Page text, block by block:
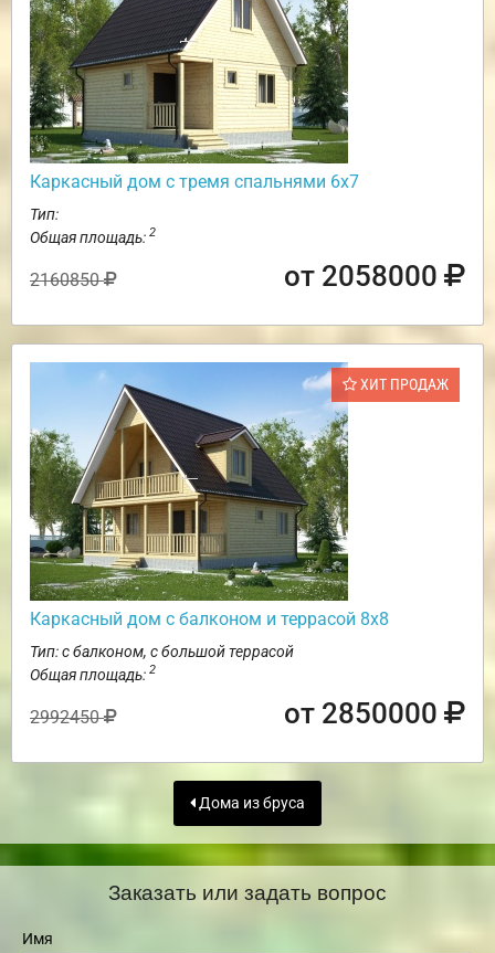
Каркасный дом с тремя спальнями 6х7
Тип:
Общая площадь: 2
2160850 от 2058000
ХИТ ПРОДАЖ
Каркасный дом с балконом и террасой 8х8
Тип: с балконом, с большой террасой
Общая площадь: 2
2992450 от 2850000
Дома из бруса
Заказать или задать вопрос
Имя